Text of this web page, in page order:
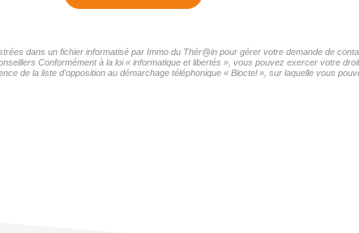
dans un fichier informatisé par Immo du Thér@in pour gérer votre demande de
Conformément à la loi « informatique et libertés », vous pouvez exercer votre
de la liste d'opposition au démarchage téléphonique « Bloctel », sur laquelle vous